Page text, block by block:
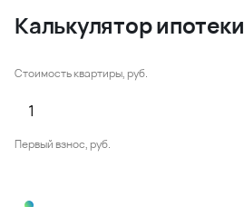
Калькулятор ипотеки
Стоимость квартиры, руб.
Первый взнос, руб.